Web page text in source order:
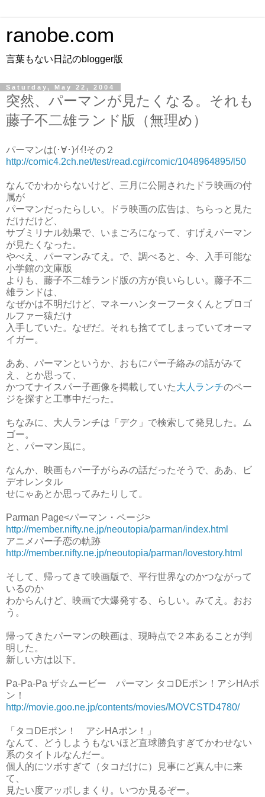
ranobe.com
言葉もない日記のblogger版
Saturday, May 22, 2004
突然、パーマンが見たくなる。それも
藤子不二雄ランド版（無理め）
パーマンは(･∀･)ｲｲ!その２
http://comic4.2ch.net/test/read.cgi/rcomic/1048964895/l50
なんでかわからないけど、三月に公開されたドラ映画の付
属が
パーマンだったらしい。ドラ映画の広告は、ちらっと見た
だけだけど、
サブミリナル効果で、いまごろになって、すげえパーマン
が見たくなった。
やべえ、パーマンみてえ。で、調べると、今、入手可能な
小学館の文庫版
よりも、藤子不二雄ランド版の方が良いらしい。藤子不二
雄ランドは、
なぜかは不明だけど、マネーハンターフータくんとプロゴ
ルファー猿だけ
入手していた。なぜだ。それも捨ててしまっていてオーマ
イガー。
ああ、パーマンというか、おもにパー子絡みの話がみて
え、とか思って、
かつてナイスパー子画像を掲載していた大人ランチのペー
ジを探すと工事中だった。
ちなみに、大人ランチは「デク」で検索して発見した。ム
ゴー。
と、パーマン風に。
なんか、映画もパー子がらみの話だったそうで、ああ、ビ
デオレンタル
せにゃあとか思ってみたりして。
Parman Page<パーマン・ページ>
http://member.nifty.ne.jp/neoutopia/parman/index.html
アニメパー子恋の軌跡
http://member.nifty.ne.jp/neoutopia/parman/lovestory.html
そして、帰ってきて映画版で、平行世界なのかつながって
いるのか
わからんけど、映画で大爆発する、らしい。みてえ。おお
う。
帰ってきたパーマンの映画は、現時点で２本あることが判
明した。
新しい方は以下。
Pa-Pa-Pa ザ☆ムービー パーマン タコDEポン！アシHAポ
ン！
http://movie.goo.ne.jp/contents/movies/MOVCSTD4780/
「タコDEポン！ アシHAポン！」
なんて、どうしようもないほど直球勝負すぎてかわせない
系のタイトルなんだー。
個人的にツボすぎて（タコだけに）見事にど真ん中に来
て、
見たい度アッポしまくり。いつか見るぞー。